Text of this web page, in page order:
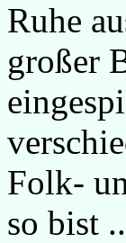
Ruhe
großer
Folk-
so bist